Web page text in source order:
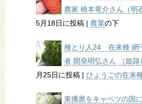
農家 橋本竜介さん（明
5月18日に投稿 | 農業の下
種とり人24 在来種
者 開発明弘さん （姫路
月25日に投稿 | ひょうごの在来
東播磨をキャベツの国